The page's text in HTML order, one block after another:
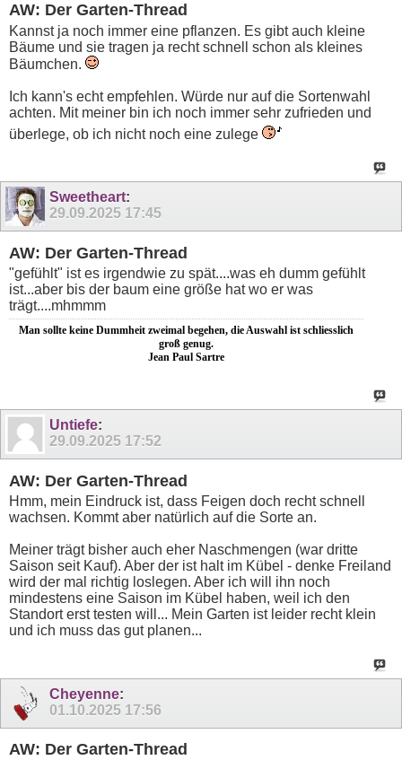
AW: Der Garten-Thread
Kannst ja noch immer eine pflanzen. Es gibt auch kleine
Bäume und sie tragen ja recht schnell schon als kleines
Bäumchen.
Ich kann's echt empfehlen. Würde nur auf die Sortenwahl
achten. Mit meiner bin ich noch immer sehr zufrieden und
überlege, ob ich nicht noch eine zulege
Sweetheart:
29.09.2025 17:45
AW: Der Garten-Thread
"gefühlt" ist es irgendwie zu spät....was eh dumm gefühlt
ist...aber bis der baum eine größe hat wo er was
trägt....mhmmm
Man sollte keine Dummheit zweimal begehen, die Auswahl ist schliesslich
groß genug.
Jean Paul Sartre
Untiefe:
29.09.2025 17:52
AW: Der Garten-Thread
Hmm, mein Eindruck ist, dass Feigen doch recht schnell
wachsen. Kommt aber natürlich auf die Sorte an.
Meiner trägt bisher auch eher Naschmengen (war dritte
Saison seit Kauf). Aber der ist halt im Kübel - denke Freiland
wird der mal richtig loslegen. Aber ich will ihn noch
mindestens eine Saison im Kübel haben, weil ich den
Standort erst testen will... Mein Garten ist leider recht klein
und ich muss das gut planen...
Cheyenne:
01.10.2025 17:56
AW: Der Garten-Thread